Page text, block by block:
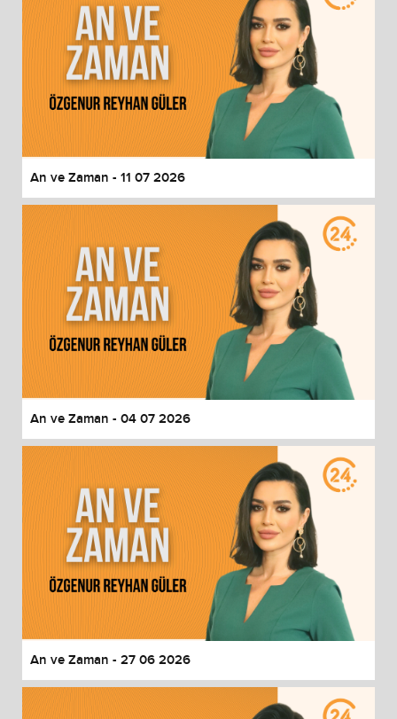
An ve Zaman - 11 07 2026
An ve Zaman - 04 07 2026
An ve Zaman - 27 06 2026